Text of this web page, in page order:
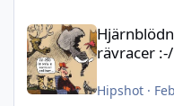
Hjärnblödning eller?
rävracer :-/
Hipshot·